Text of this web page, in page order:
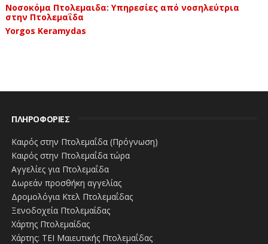
Νοσοκόμα Πτολεμαιδα: Υπηρεσίες από νοσηλεύτρια
στην Πτολεμαΐδα
Yorgos Keramydas
ΠΛΗΡΟΦΟΡΙΕΣ
Καιρός στην Πτολεμαΐδα (Πρόγνωση)
Καιρός στην Πτολεμαΐδα τώρα
Αγγελίες για Πτολεμαΐδα
Δωρεάν προσθήκη αγγελίας
Δρομολόγια Κτελ Πτολεμαΐδας
Ξενοδοχεία Πτολεμαίδας
Χάρτης Πτολεμαίδας
Χάρτης: ΤΕΙ Μαιευτικής Πτολεμαΐδας